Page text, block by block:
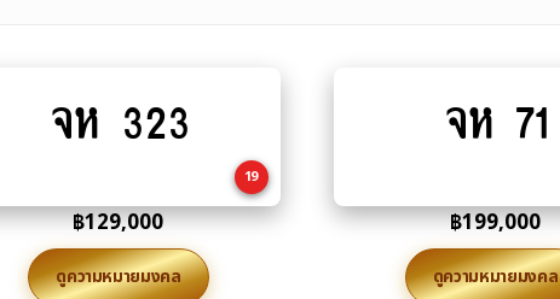
to
จห 323
19
฿129,000
ดูความหมายมงคล
to
จห 71
฿199,000
ดูความหมายมงคล